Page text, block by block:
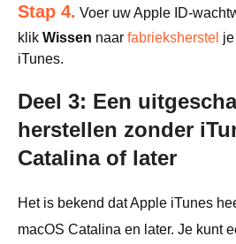
Stap 4. Voer uw Apple ID-
klik Wissen naar fabrieksherstel
iTunes.
Deel 3: Een
herstellen zonder
Catalina of later
Het is bekend dat Apple iTunes
macOS Catalina en later. Je kunt